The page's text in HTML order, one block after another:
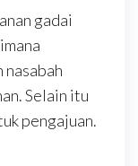
gadai
Selain itu
pengajuan.